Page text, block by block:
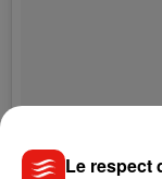
Morning cuddles
#HappyFriday
Le respect